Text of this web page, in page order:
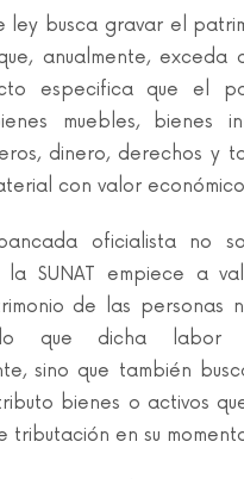
ley busca gravar el
anualmente, exceda
especifica que el
muebles, bienes
dinero, derechos y
con valor
oficialista no
SUNAT empiece a
de las personas
que dicha labor
sino que también
bienes o activos
tributación en su